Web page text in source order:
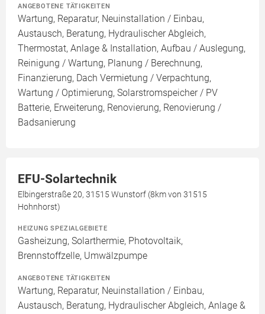
ANGEBOTENE TÄTIGKEITEN
Wartung, Reparatur, Neuinstallation / Einbau,
Austausch, Beratung, Hydraulischer Abgleich,
Thermostat, Anlage & Installation, Aufbau / Auslegung,
Reinigung / Wartung, Planung / Berechnung,
Finanzierung, Dach Vermietung / Verpachtung,
Wartung / Optimierung, Solarstromspeicher / PV
Batterie, Erweiterung, Renovierung, Renovierung /
Badsanierung
EFU-Solartechnik
Elbingerstraße 20, 31515 Wunstorf (8km von 31515
Hohnhorst)
HEIZUNG SPEZIALGEBIETE
Gasheizung, Solarthermie, Photovoltaik,
Brennstoffzelle, Umwälzpumpe
ANGEBOTENE TÄTIGKEITEN
Wartung, Reparatur, Neuinstallation / Einbau,
Austausch, Beratung, Hydraulischer Abgleich, Anlage &